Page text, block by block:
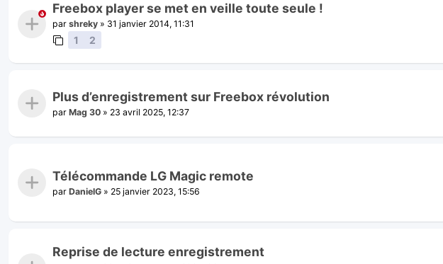
Freebox player se met en veille toute seule !
par shreky » 31 janvier 2014, 11:31
1 2
Plus d’enregistrement sur Freebox révolution
par Mag 30 » 23 avril 2025, 12:37
Télécommande LG Magic remote
par DanielG » 25 janvier 2023, 15:56
Reprise de lecture enregistrement